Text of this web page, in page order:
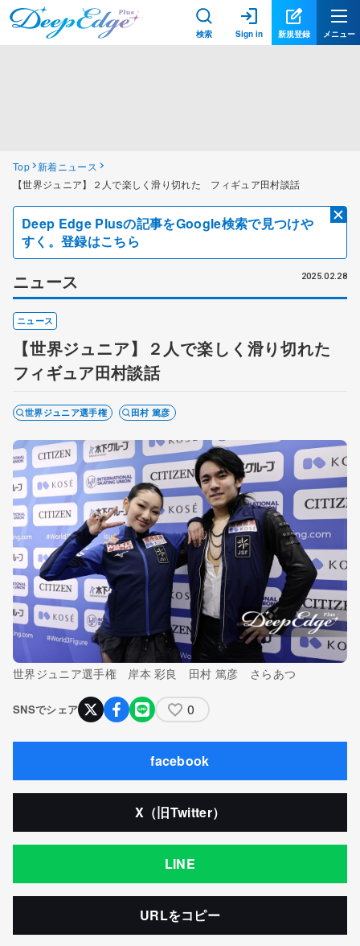
検索 Sign in 新規登録 メニュー
Top 新着ニュース
【世界ジュニア】２人で楽しく滑り切れた フィギュア田村談話
Deep Edge Plusの記事をGoogle検索で見つけや
すく。登録はこちら
ニュース 2025.02.28
ニュース
【世界ジュニア】２人で楽しく滑り切れた
フィギュア田村談話
世界ジュニア選手権 田村 篤彦
世界ジュニア選手権 岸本 彩良 田村 篤彦 さらあつ
SNSでシェア 0
facebook
X（旧Twitter）
LINE
URLをコピー